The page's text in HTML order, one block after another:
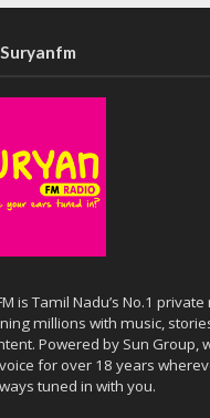
is Tamil Nadu’s No.1
millions with music,
Powered by Sun Group,
for over 18 years
tuned in with you.